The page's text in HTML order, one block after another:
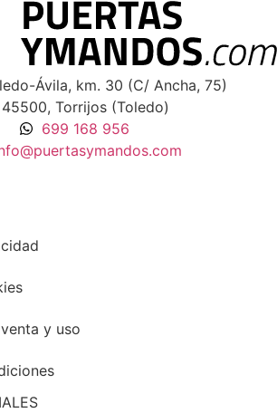
Ávila, km. 30 (C/ Ancha, 75)
45500, Torrijos (Toledo)
699 168 956
y uso